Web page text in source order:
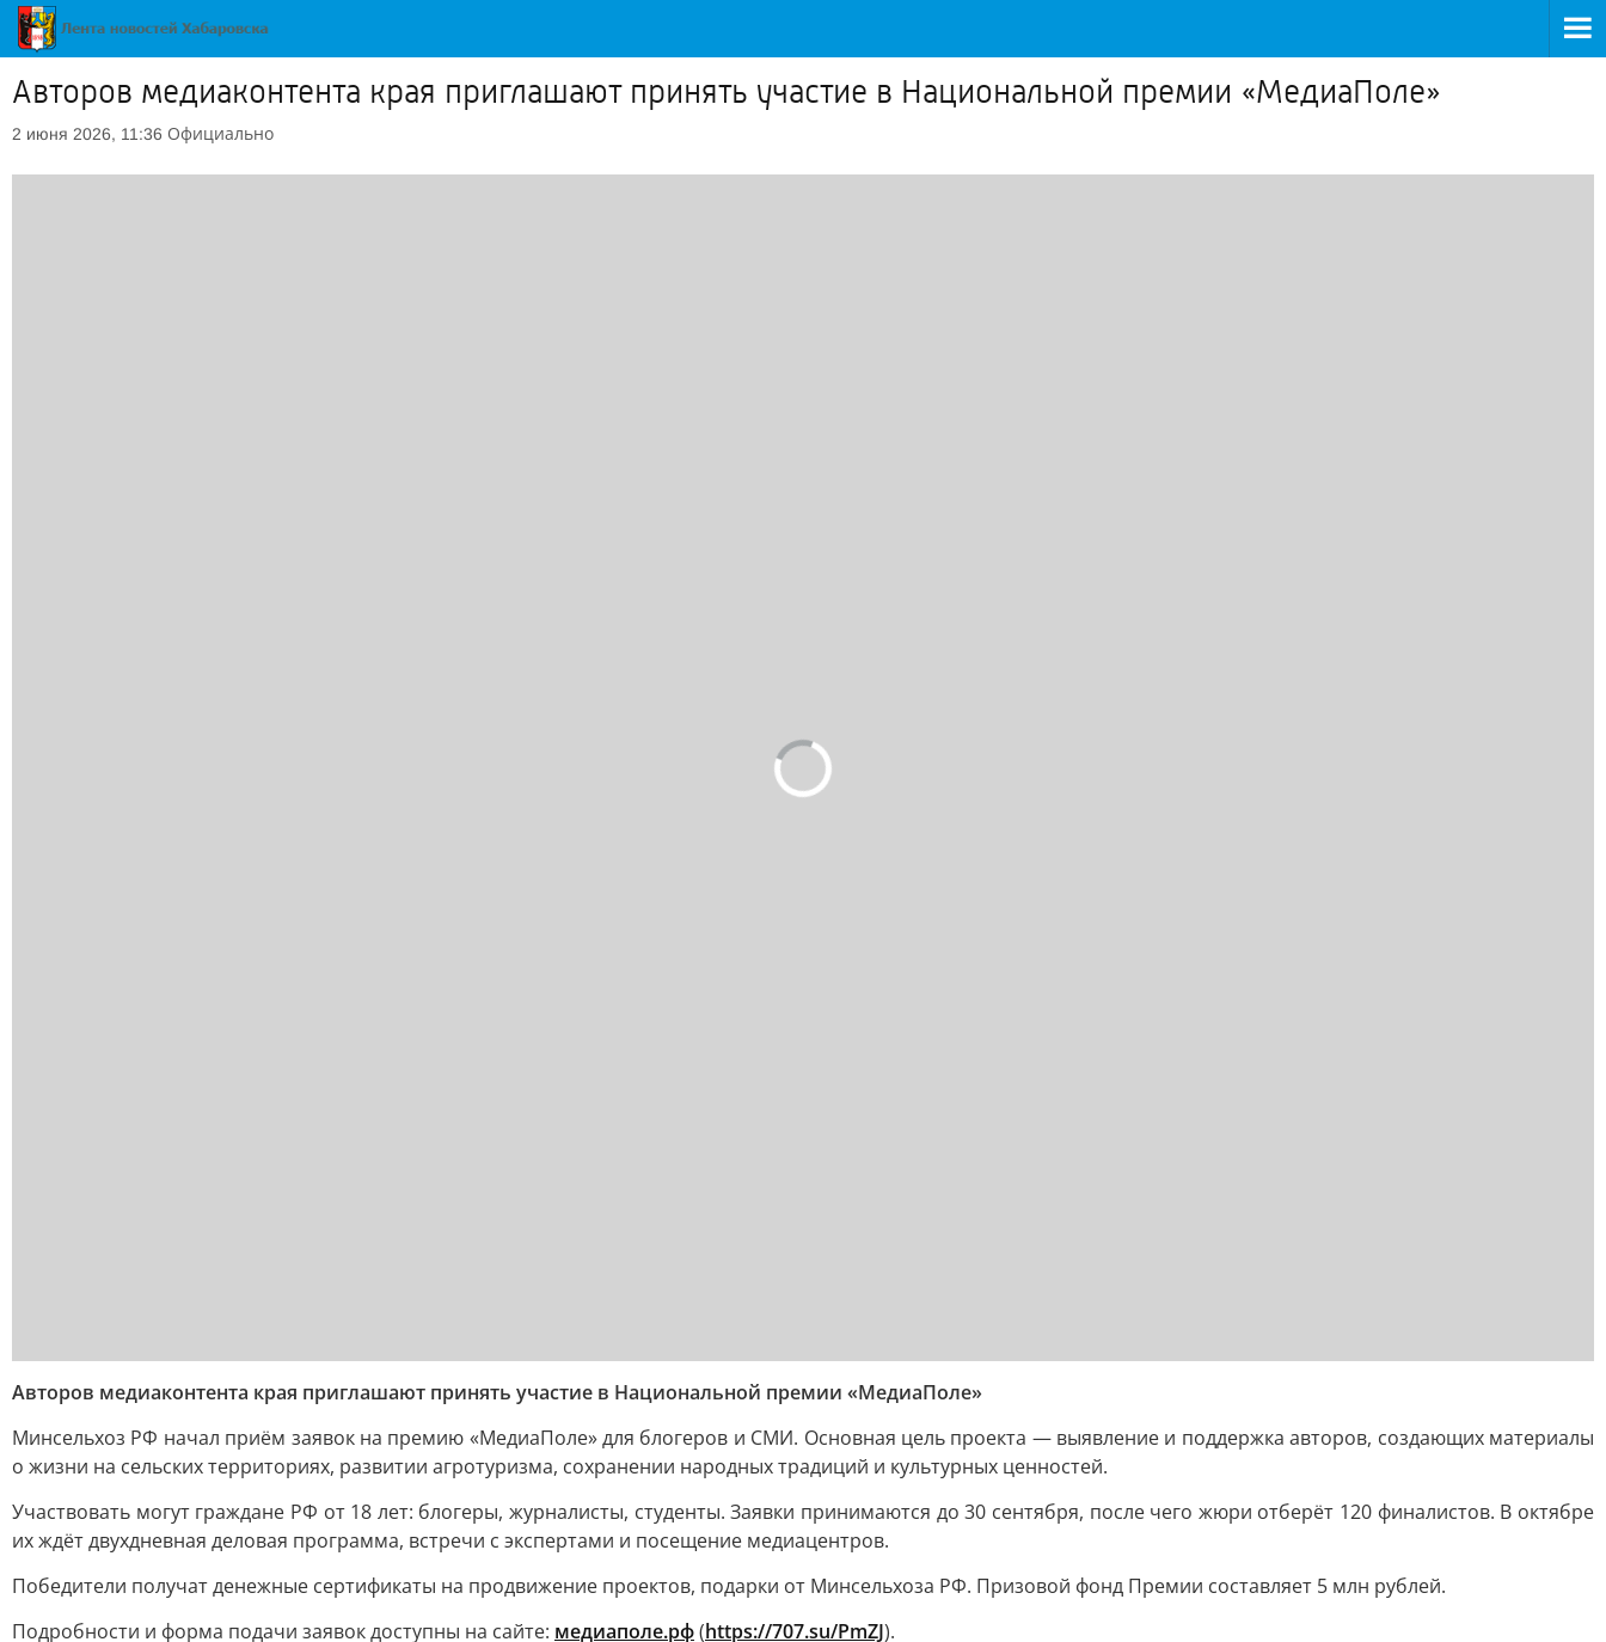
Авторов медиаконтента края приглашают принять участие в Национальной премии «МедиаПоле»
2 июня 2026, 11:36 Официально
Авторов медиаконтента края приглашают принять участие в Национальной премии «МедиаПоле»
Минсельхоз РФ начал приём заявок на премию «МедиаПоле» для блогеров и СМИ. Основная цель проекта — выявление и поддержка авторов, создающих материалы
о жизни на сельских территориях, развитии агротуризма, сохранении народных традиций и культурных ценностей.
Участвовать могут граждане РФ от 18 лет: блогеры, журналисты, студенты. Заявки принимаются до 30 сентября, после чего жюри отберёт 120 финалистов. В октябре
их ждёт двухдневная деловая программа, встречи с экспертами и посещение медиацентров.
Победители получат денежные сертификаты на продвижение проектов, подарки от Минсельхоза РФ. Призовой фонд Премии составляет 5 млн рублей.
Подробности и форма подачи заявок доступны на сайте: медиаполе.рф(https://707.su/PmZJ).